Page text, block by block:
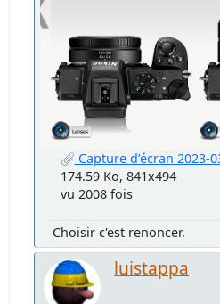
Capture d’écran 2023-
174.59 Ko, 841x494
vu 2008 fois
Choisir c'est renoncer.
luistappa